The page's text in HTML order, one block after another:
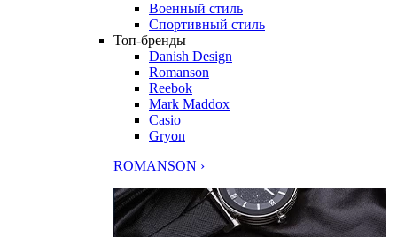
Военный стиль
Спортивный стиль
Топ-бренды
Danish Design
Romanson
Reebok
Mark Maddox
Casio
Gryon
ROMANSON ›